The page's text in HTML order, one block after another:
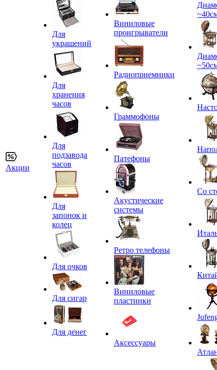
Акции
Для
украшений
Для
хранения
часов
Для
подзавода
часов
Для
запонок и
колец
Для очков
Для сигар
Для денег
Виниловые
проигрыватели
Радиоприемники
Граммофоны
Патефоны
Акустические
системы
Ретро телефоны
Виниловые
пластинки
Аксессуары
Со